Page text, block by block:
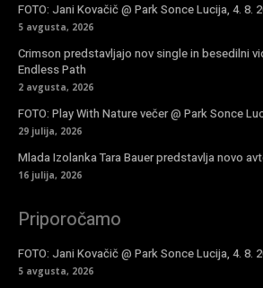
FOTO: Jani Kovačič @ Park Sonce Lucija, 4. 8.
5 avgusta, 2026
Crimson predstavljajo nov single in besedilni
Endless Path
2 avgusta, 2026
FOTO: Play With Nature večer @ Park Sonce
29 julija, 2026
Mlada Izolanka Tara Bauer predstavlja novo
16 julija, 2026
Priporočamo
FOTO: Jani Kovačič @ Park Sonce Lucija, 4. 8.
5 avgusta, 2026